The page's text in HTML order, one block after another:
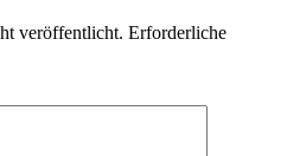
veröffentlicht. Erforderliche